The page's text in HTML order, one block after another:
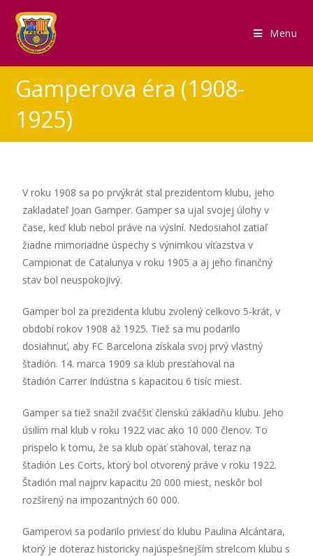
Menu
Gamperova éra (1908-
1925)
V roku 1908 sa po prvýkrát stal prezidentom klubu, jeho
zakladateľ Joan Gamper. Gamper sa ujal svojej úlohy v
čase, keď klub nebol práve na výslní. Nedosiahol zatiaľ
žiadne mimoriadne úspechy s výnimkou víťazstva v
Campionat de Catalunya v roku 1905 a aj jeho finančný
stav bol neuspokojivý.
Gamper bol za prezidenta klubu zvolený celkovo 5-krát, v
období rokov 1908 až 1925. Tiež sa mu podarilo
dosiahnuť, aby FC Barcelona získala svoj prvý vlastný
štadión. 14. marca 1909 sa klub presťahoval na
štadión Carrer Indústria s kapacitou 6 tisíc miest.
Gamper sa tiež snažil zväčšiť členskú základňu klubu. Jeho
úsilím mal klub v roku 1922 viac ako 10 000 členov. To
prispelo k tomu, že sa klub opäť sťahoval, teraz na
štadión Les Corts, ktorý bol otvorený práve v roku 1922.
Štadión mal najprv kapacitu 20 000 miest, neskôr bol
rozšírený na impozantných 60 000.
Gamperovi sa podarilo priviesť do klubu Paulina Alcántara,
ktorý je doteraz historicky najúspešnejším strelcom klubu s